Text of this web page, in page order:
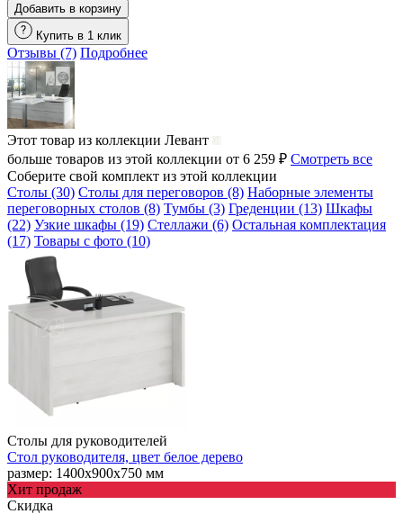
Добавить в корзину
Купить в 1 клик
Отзывы (7) Подробнее
Этот товар из коллекции Левант
больше товаров из этой коллекции от 6 259 ₽ Смотреть все
Соберите свой комплект из этой коллекции
Столы (30) Столы для переговоров (8) Наборные элементы
переговорных столов (8) Тумбы (3) Греденции (13) Шкафы
(22) Узкие шкафы (19) Стеллажи (6) Остальная комплектация
(17) Товары с фото (10)
Столы для руководителей
Стол руководителя, цвет белое дерево
размер: 1400х900х750 мм
Хит продаж
Скидка